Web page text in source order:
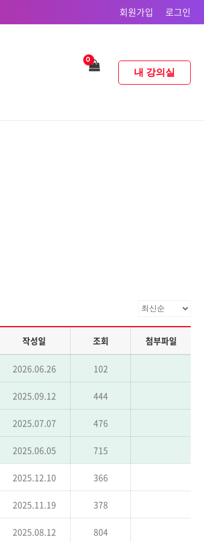
회원가입 로그인
내 강의실
작성일 조회 첨부파일
2026.06.26 102
2025.09.12 444
2025.07.07 476
2025.06.05 715
2025.12.10 366
2025.11.19 378
2025.08.12 804